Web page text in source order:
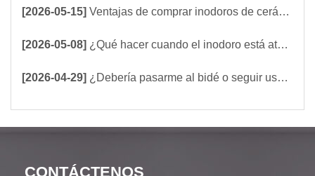
[2026-05-15] Ventajas de comprar inodoros de cerámica al por mayor directamente de fábrica.
[2026-05-08] ¿Qué hacer cuando el inodoro está atascado? ¡5 maneras fáciles de desatascar un inodoro!
[2026-04-29] ¿Debería pasarme al bidé o seguir usando papel higiénico?
CONTÁCTENOS